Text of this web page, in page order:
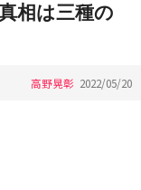
相は三種の
高野晃彰 2022/05/20